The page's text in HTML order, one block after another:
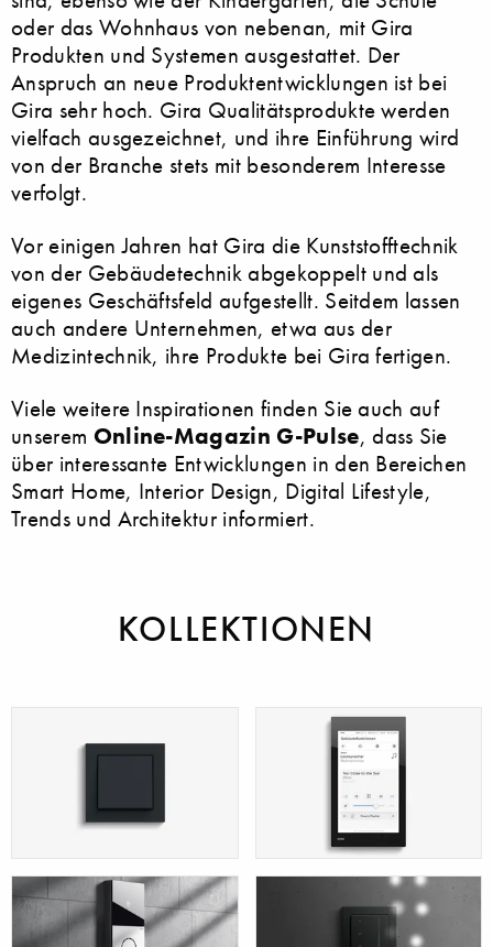
oder das Wohnhaus von nebenan, mit Gira
Produkten und Systemen ausgestattet. Der
Anspruch an neue Produktentwicklungen ist bei
Gira sehr hoch. Gira Qualitätsprodukte werden
vielfach ausgezeichnet, und ihre Einführung wird
von der Branche stets mit besonderem Interesse
verfolgt.
Vor einigen Jahren hat Gira die Kunststofftechnik
von der Gebäudetechnik abgekoppelt und als
eigenes Geschäftsfeld aufgestellt. Seitdem lassen
auch andere Unternehmen, etwa aus der
Medizintechnik, ihre Produkte bei Gira fertigen.
Viele weitere Inspirationen finden Sie auch auf
unserem Online-Magazin G-Pulse, dass Sie
über interessante Entwicklungen in den Bereichen
Smart Home, Interior Design, Digital Lifestyle,
Trends und Architektur informiert.
KOLLEKTIONEN
Schalter &
Steckdosen
Smart Home /
Smart Building